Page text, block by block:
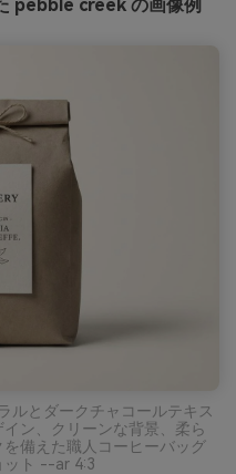
pebble creek の画像例
ルとダークチャコールテキス
ン、クリーンな背景、柔ら
備えた職人コーヒーバッグ
ット --ar 4:3